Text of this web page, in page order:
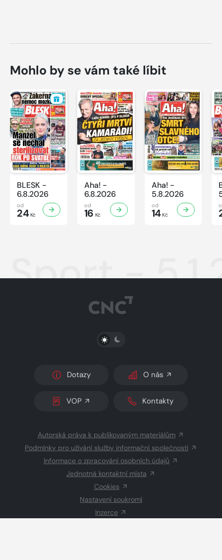
Mohlo by se vám také líbit
BLESK -
6.8.2026
od
24Kč
Aha! -
6.8.2026
od
16 Kč
Aha! -
5.8.2026
od
14Kč
Sport -
PŘEPNOUT SVĚTLÝ/TMAVÝ REŽIM
Dotazy O nás
VOP Kontakty
Autorská práva k publikovaným materiálům
Podmínky pro užívání služby informační společnosti
Informace o zpracování osobních údajů
Jednotná kontaktní místa
Cookies
Nastavení soukromí
Inzerce